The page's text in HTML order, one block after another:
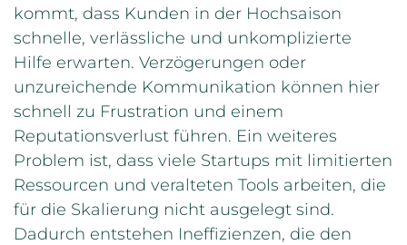
kommt, dass Kunden in der Hochsaison
schnelle, verlässliche und unkomplizierte
Hilfe erwarten. Verzögerungen oder
unzureichende Kommunikation können hier
schnell zu Frustration und einem
Reputationsverlust führen. Ein weiteres
Problem ist, dass viele Startups mit limitierten
Ressourcen und veralteten Tools arbeiten, die
für die Skalierung nicht ausgelegt sind.
Dadurch entstehen Ineffizienzen, die den